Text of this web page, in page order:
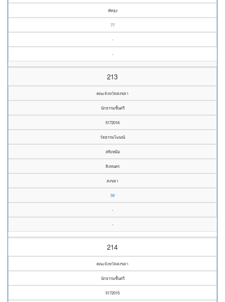
พัทลุง
77
-
-
213
คณะจังหวัดสงขลา
นักธรรมชั้นตรี
5172016
วัดธรรมโฆษณ์
สทิงหม้อ
สิงหนคร
สงขลา
59
-
-
214
คณะจังหวัดสงขลา
นักธรรมชั้นตรี
5172015